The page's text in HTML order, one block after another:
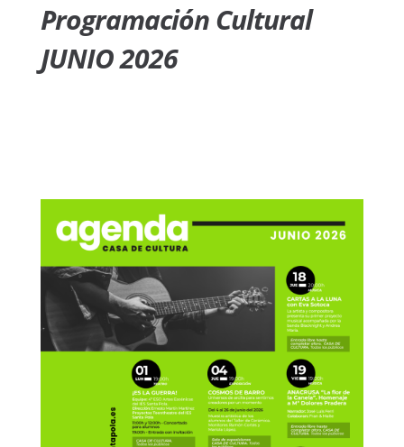
Programación Cultural
JUNIO 2026